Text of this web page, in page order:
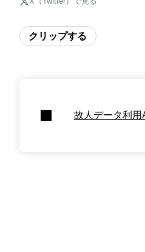
クリップする
故人データ利用